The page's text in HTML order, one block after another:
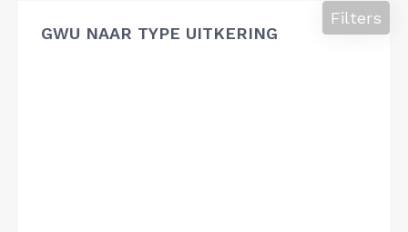
GWU NAAR TYPE UITKERING
Filters